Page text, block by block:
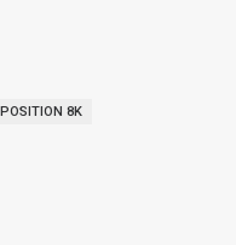
8K